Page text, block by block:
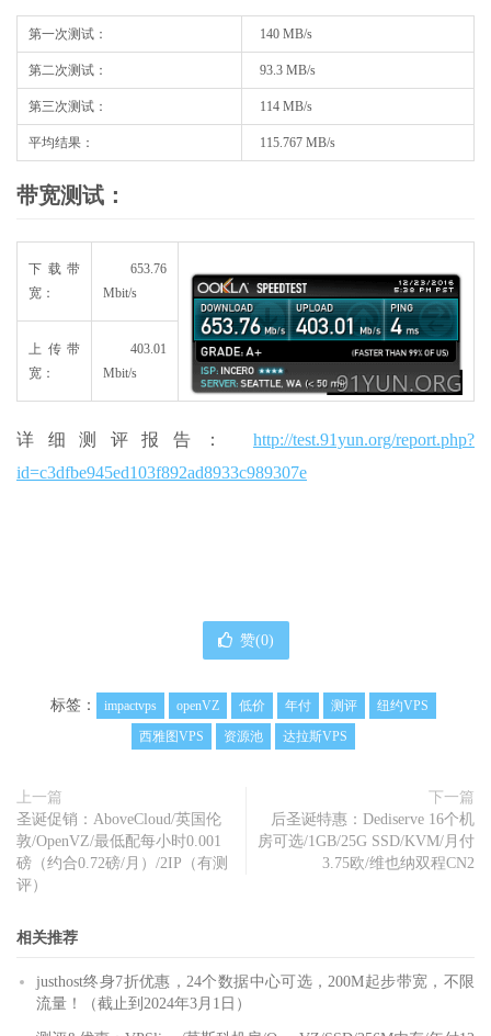
第一次测试： 140 MB/s
第二次测试： 93.3 MB/s
第三次测试： 114 MB/s
平均结果： 115.767 MB/s
带宽测试：
下载带
宽：
653.76
Mbit/s
上传带
宽：
403.01
Mbit/s
详细测评报告： http://test.91yun.org/report.php?
id=c3dfbe945ed103f892ad8933c989307e
赞(0)
标签： impactvps openVZ 低价 年付 测评
纽约VPS
西雅图VPS
资源池 达拉斯VPS
上一篇
圣诞促销：AboveCloud/英国伦
敦/OpenVZ/最低配每小时0.001
磅（约合0.72磅/月）/2IP（有测
评）
下一篇
后圣诞特惠：Dediserve 16个机
房可选/1GB/25G SSD/KVM/月付
3.75欧/维也纳双程CN2
相关推荐
justhost终身7折优惠，24个数据中心可选，200M起步带宽，不限
流量！（截止到2024年3月1日）